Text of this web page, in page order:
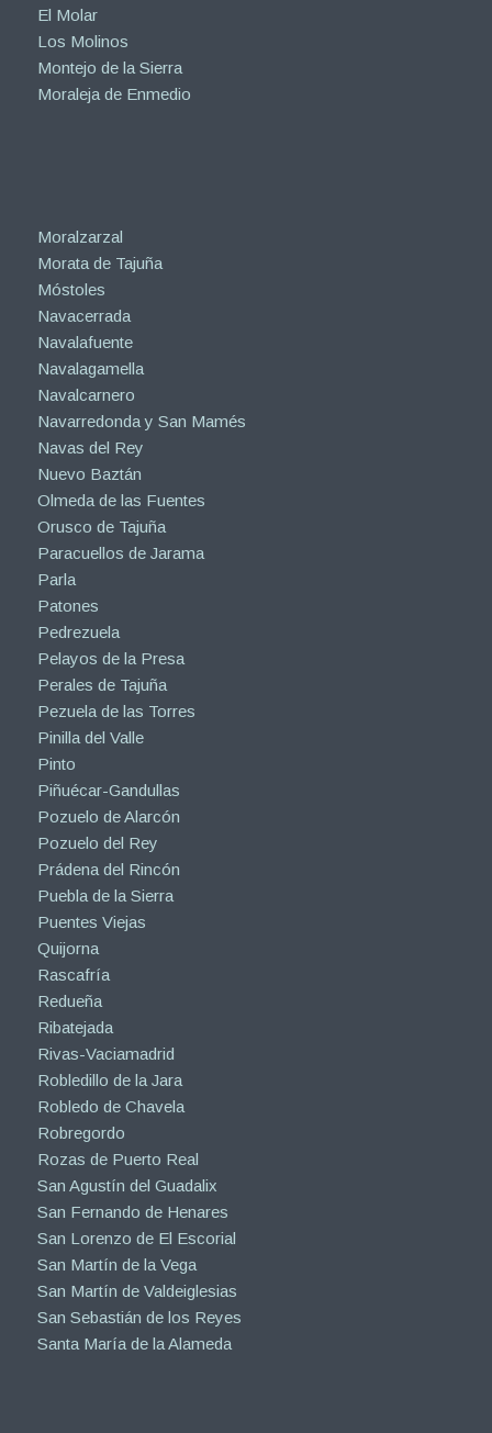
El Molar
Los Molinos
Montejo de la Sierra
Moraleja de Enmedio
Moralzarzal
Morata de Tajuña
Móstoles
Navacerrada
Navalafuente
Navalagamella
Navalcarnero
Navarredonda y San Mamés
Navas del Rey
Nuevo Baztán
Olmeda de las Fuentes
Orusco de Tajuña
Paracuellos de Jarama
Parla
Patones
Pedrezuela
Pelayos de la Presa
Perales de Tajuña
Pezuela de las Torres
Pinilla del Valle
Pinto
Piñuécar-Gandullas
Pozuelo de Alarcón
Pozuelo del Rey
Prádena del Rincón
Puebla de la Sierra
Puentes Viejas
Quijorna
Rascafría
Redueña
Ribatejada
Rivas-Vaciamadrid
Robledillo de la Jara
Robledo de Chavela
Robregordo
Rozas de Puerto Real
San Agustín del Guadalix
San Fernando de Henares
San Lorenzo de El Escorial
San Martín de la Vega
San Martín de Valdeiglesias
San Sebastián de los Reyes
Santa María de la Alameda